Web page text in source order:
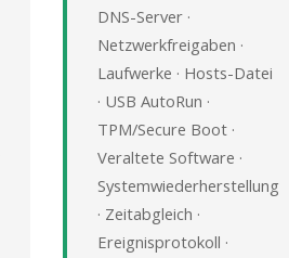
DNS-Server ·
Netzwerkfreigaben ·
Laufwerke · Hosts-Datei
· USB AutoRun ·
TPM/Secure Boot ·
Veraltete Software ·
Systemwiederherstellung
· Zeitabgleich ·
Ereignisprotokoll ·